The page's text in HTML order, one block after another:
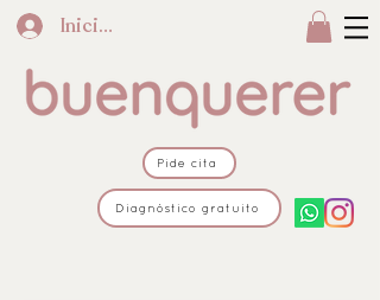
Iniciar sesión
Pide cita
Diagnóstico gratuito